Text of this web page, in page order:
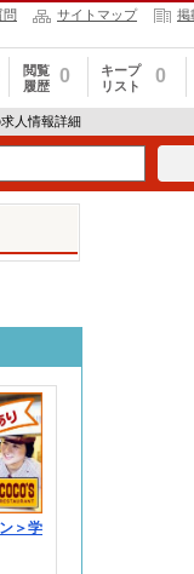
問 サイトマップ 掲
閲覧
履歴
0
キープ
リスト
0
人情報詳細
＞学